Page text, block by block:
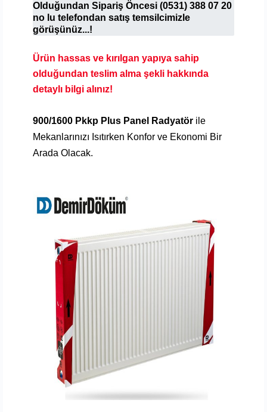
Olduğundan Sipariş Öncesi (0531) 388 07 20
no lu telefondan satış temsilcimizle
görüşünüz...!
Ürün hassas ve kırılgan yapıya sahip
olduğundan teslim alma şekli hakkında
detaylı bilgi alınız!
900/1600 Pkkp Plus Panel Radyatör ile
Mekanlarınızı Isıtırken Konfor ve Ekonomi Bir
Arada Olacak.